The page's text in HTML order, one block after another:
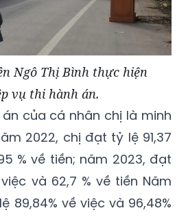
Ngô Thị Bình thực hiện
vụ thi hành án.
của cá nhân chị là minh
2022, chị đạt tỷ lệ 91,37
% về tiền; năm 2023, đạt
và 62,7 % về tiền Năm
89,84% về việc và 96,48%